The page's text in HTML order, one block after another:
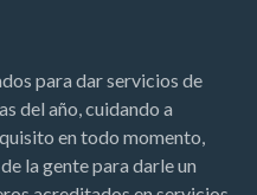
para dar servicios de
del año, cuidando a
en todo momento,
la gente para darle un